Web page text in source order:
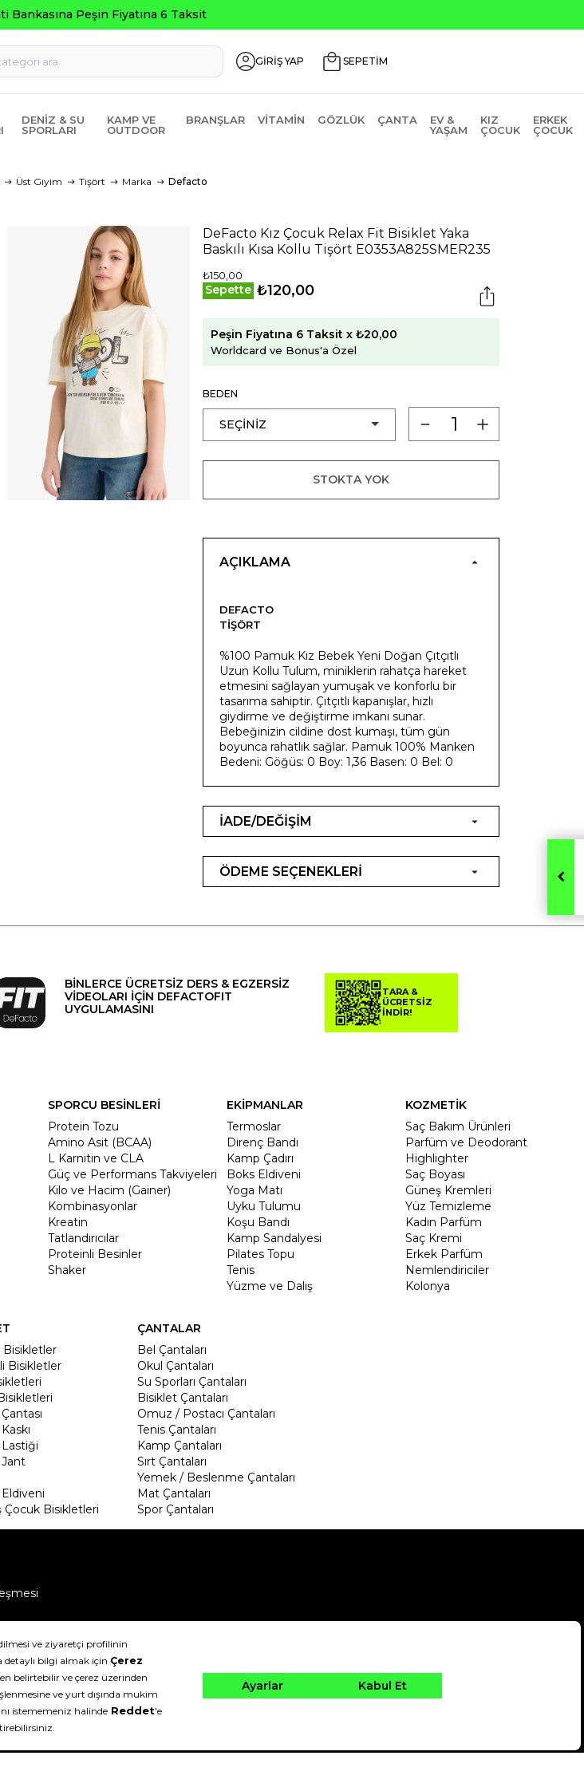
Fiyatına 6 Taksit
GİRİŞ YAP SEPETİM
DENIZ & SU
SPORLARI
KAMP VE
OUTDOOR
BRANŞLAR VITAMIN GÖZLÜK ÇANTA
EV &
YAŞAM
KIZ
ÇOCUK
ERKEK
ÇOCUK
Üst Giyim Tişört Marka Defacto
DeFacto Kız Çocuk Relax Fit Bisiklet Yaka
Baskılı Kısa Kollu Tişört E0353A825SMER235
₺150,00
Sepette ₺120,00
Peşin Fiyatına 6 Taksit x ₺20,00
Worldcard ve Bonus'a Özel
BEDEN
STOKTA YOK
AÇIKLAMA
DEFACTO
TIŞÖRT
%100 Pamuk Kız Bebek Yeni Doğan Çıtçıtlı
Uzun Kollu Tulum, miniklerin rahatça hareket
etmesini sağlayan yumuşak ve konforlu bir
tasarıma sahiptir. Çıtçıtlı kapanışlar, hızlı
giydirme ve değiştirme imkanı sunar.
Bebeğinizin cildine dost kumaşı, tüm gün
boyunca rahatlık sağlar. Pamuk 100% Manken
Bedeni: Göğüs: 0 Boy: 1,36 Basen: 0 Bel: 0
İADE/DEĞİŞİM
ÖDEME SEÇENEKLERİ
BİNLERCE ÜCRETSİZ DERS & EGZERSİZ
VİDEOLARI İÇİN DEFACTOFIT
UYGULAMASINI
TARA &
ÜCRETSİZ
İNDİR!
SPORCU BESİNLERİ
Protein Tozu
Amino Asit (BCAA)
L Karnitin ve CLA
Güç ve Performans Takviyeleri
Kilo ve Hacim (Gainer)
Kombinasyonlar
Kreatin
Tatlandırıcılar
Proteinli Besinler
Shaker
EKİPMANLAR
Termoslar
Direnç Bandı
Kamp Çadırı
Boks Eldiveni
Yoga Matı
Uyku Tulumu
Koşu Bandı
Kamp Sandalyesi
Pilates Topu
Tenis
Yüzme ve Dalış
KOZMETİK
Saç Bakım Ürünleri
Parfüm ve Deodorant
Highlighter
Saç Boyası
Güneş Kremleri
Yüz Temizleme
Kadın Parfüm
Saç Kremi
Erkek Parfüm
Nemlendiriciler
Kolonya
Bisikletler
Bisikletler
Çocuk Bisikletleri
ÇANTALAR
Bel Çantaları
Okul Çantaları
Su Sporları Çantaları
Bisiklet Çantaları
Omuz / Postacı Çantaları
Tenis Çantaları
Kamp Çantaları
Sırt Çantaları
Yemek / Beslenme Çantaları
Mat Çantaları
Spor Çantaları